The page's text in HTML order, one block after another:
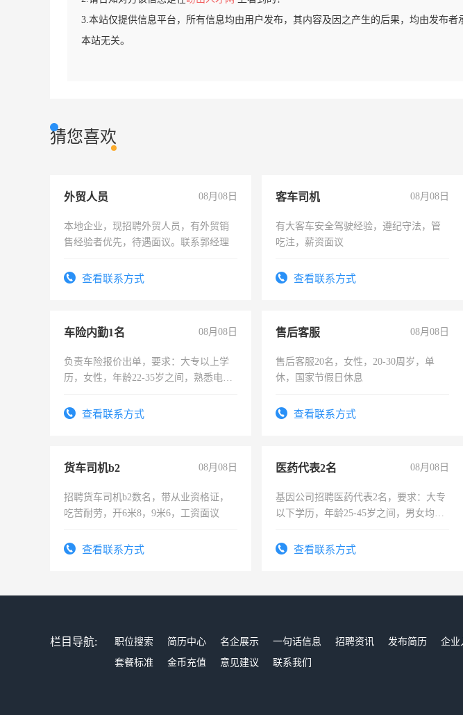
3.本站仅提供信息平台，所有信息均由用户发布，其内容及因之产生的后果，均由发布者
本站无关。
猜您喜欢
外贸人员 08月08日
本地企业，现招聘外贸人员，有外贸销
售经验者优先，待遇面议。联系郭经理
查看联系方式
客车司机 08月08日
有大客车安全驾驶经验，遵纪守法，管
吃注，薪资面议
查看联系方式
车险内勤1名 08月08日
负责车险报价出单，要求：大专以上学
历，女性，年龄22-35岁之间，熟悉电脑
试用期1-3个月，转正后交纳五险，
查看联系方式
售后客服 08月08日
售后客服20名，女性，20-30周岁，单
休，国家节假日休息
查看联系方式
货车司机b2 08月08日
招聘货车司机b2数名，带从业资格证，
吃苦耐劳，开6米8，9米6，工资面议
查看联系方式
医药代表2名 08月08日
基因公司招聘医药代表2名，要求：大专
以下学历，年龄25-45岁之间，男女均
表或者有医学资质的优先，底薪+绩效，
查看联系方式
栏目导航: 职位搜索 简历中心 名企展示 一句话信息 招聘资讯 发布简历 企业
套餐标准
金币充值 意见建议 联系我们